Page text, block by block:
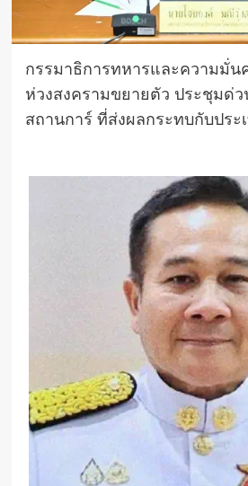
กรรมาธิการทหารและความมั่น
ห่วงสงครามขยายตัว ประชุมด่ว
สถานการ์ ที่ส่งผลกระทบกับประ